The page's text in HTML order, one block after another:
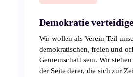
Demokratie
Wir wollen als Verein Teil
demokratischen, freien und
Gemeinschaft sein. Wir
der Seite derer, die sich zur